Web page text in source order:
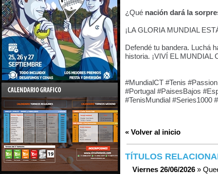
¿Qué nación dará la
¡LA GLORIA MUNDIAL
Defendé tu bandera. Luchá
historia. ¡VIVÍ EL MUNDIAL
#MundialCT #Tenis
#Portugal #PaisesBajos
#TenisMundial #Series1000
« Volver al inicio
TÍTULOS
Viernes 26/06/2026 »